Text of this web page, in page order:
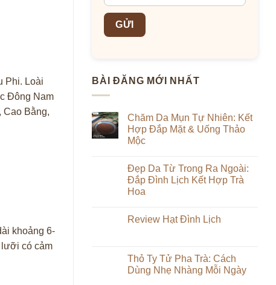
Phi. Loài
Đông Nam
Cao Bằng,
khoảng 6-
lưỡi có cảm
BÀI ĐĂNG MỚI NHẤT
Chăm Da Mụn Tự Nhiên: Kết
Hợp Đắp Mặt & Uống Thảo
Mộc
bình
luận
ở
Chăm
Tự
Nhiên:
Mặt
&
Uống
Đẹp Da Từ Trong Ra Ngoài:
Đắp Đình Lịch Kết Hợp Trà
Hoa
bình
Từ
Trong
Ra
Review Hạt Đình Lịch
luận
ở
Review
Thỏ Ty Tử Pha Trà: Cách
Dùng Nhẹ Nhàng Mỗi Ngày